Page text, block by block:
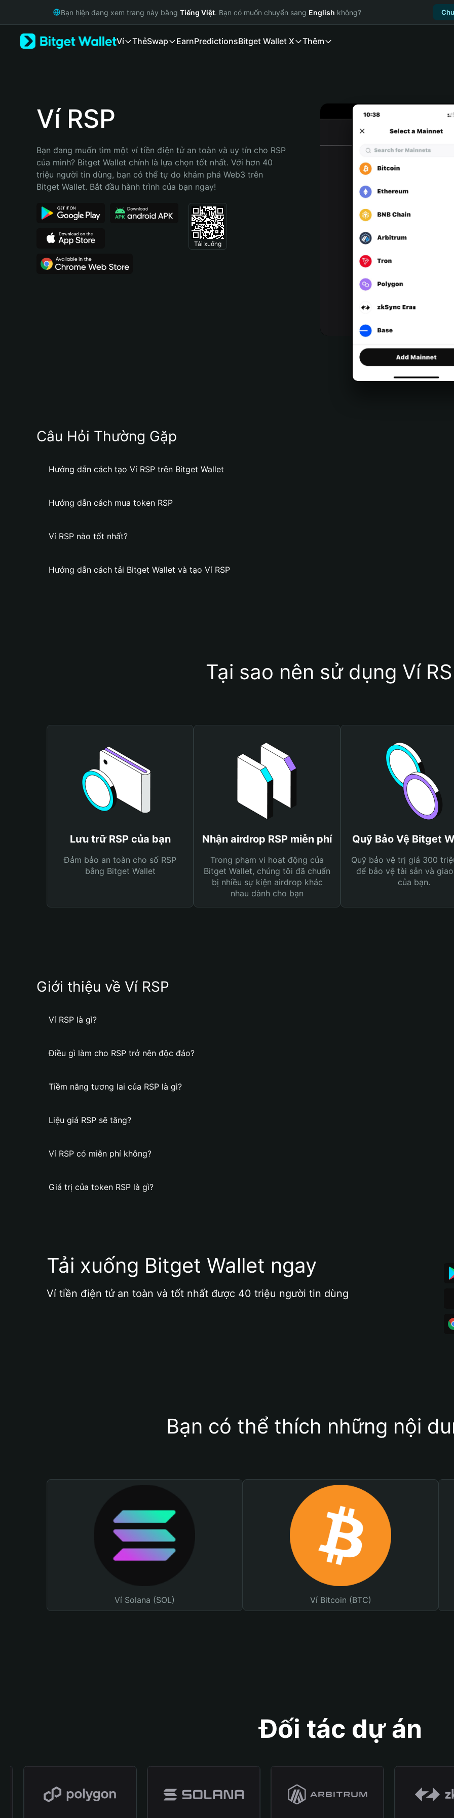
Русский
Bahasa Indonesia
Português (Brasil)
Bạn hiện đang xem trang này bằng Tiếng Việt. Bạn có muốn chuyển sang English không?
Ví ThẻSwap EarnPredictionsBitget Wallet X Thêm
Ví RSP
Bạn đang muốn tìm một ví tiền điện tử an toàn và uy tín cho RSP
của mình? Bitget Wallet chính là lựa chọn tốt nhất. Với hơn 40
triệu người tin dùng, bạn có thể tự do khám phá Web3 trên
Bitget Wallet. Bắt đầu hành trình của bạn ngay!
Tải xuống
Câu Hỏi Thường Gặp
Hướng dẫn cách tạo Ví RSP trên Bitget Wallet
Hướng dẫn cách mua token RSP
Ví RSP nào tốt nhất?
Hướng dẫn cách tải Bitget Wallet và tạo Ví RSP
Tại sao nên sử dụng Ví
Lưu trữ RSP của bạn
Đảm bảo an toàn cho số RSP
bằng Bitget Wallet
Nhận airdrop RSP miễn phí
Trong phạm vi hoạt động của
Bitget Wallet, chúng tôi đã chuẩn
bị nhiều sự kiện airdrop khác
nhau dành cho bạn
Quỹ Bảo Vệ Bitget
Quỹ bảo vệ trị giá 300
để bảo vệ tài sản và
của bạn.
Giới thiệu về Ví RSP
Ví RSP là gì?
Điều gì làm cho RSP trở nên độc đáo?
Tiềm năng tương lai của RSP là gì?
Liệu giá RSP sẽ tăng?
Ví RSP có miễn phí không?
Giá trị của token RSP là gì?
Tải xuống Bitget Wallet ngay
Ví tiền điện tử an toàn và tốt nhất được 40 triệu người tin dùng
Bạn có thể thích những nội
Ví Solana (SOL) Ví Bitcoin (BTC)
Đối tác dự án